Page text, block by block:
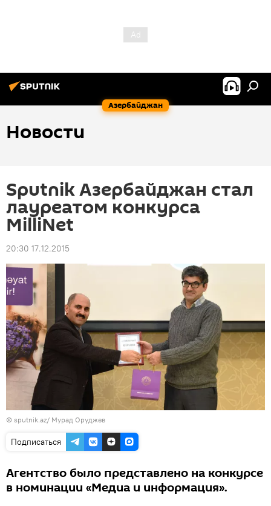
Азербайджан
Новости
Sputnik Азербайджан стал
лауреатом конкурса
MilliNet
20:30 17.12.2015
© sputnik.az/ Мурад Оруджев
Подписаться
Агентство было представлено на конкурсе
в номинации «Медиа и информация».